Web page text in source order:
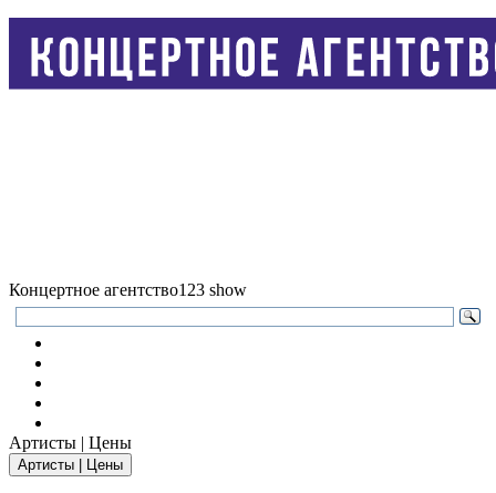
Концертное агентство123 show
Артисты | Цены
Артисты | Цены